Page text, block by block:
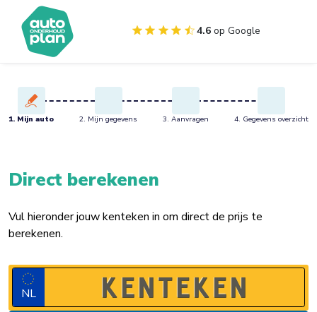
4.6 op Google
1. Mijn auto 2. Mijn gegevens 3. Aanvragen 4. Gegevens overzicht
Direct berekenen
Vul hieronder jouw kenteken in om direct de prijs te
berekenen.
NL